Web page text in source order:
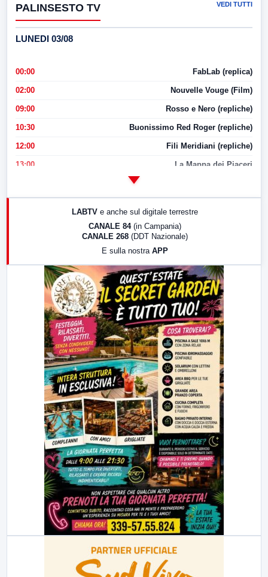
PALINSESTO TV VEDI TUTTI
LUNEDI 03/08
00:00 FabLab (replica)
02:00 Nouvelle Vouge (Film)
09:00 Rosso e Nero (repliche)
10:30 Buonissimo Red Roger (repliche)
12:00 Fili Meridiani (repliche)
13:00 La Mappa dei Piaceri
LabNews (replica)
LABTV e anche sul digitale terrestre
CANALE 84 (in Campania)
CANALE 268 (DDT Nazionale)
E sulla nostra APP